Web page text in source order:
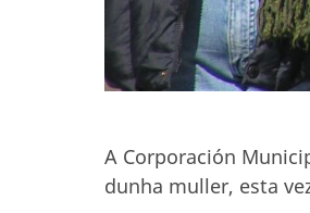
A Corporación
dunha muller, esta